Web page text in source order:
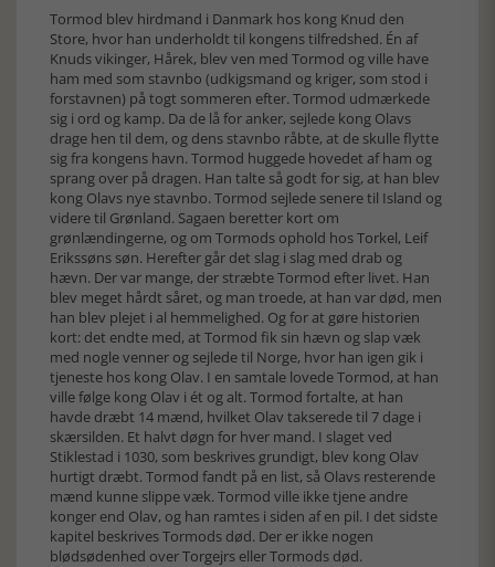
Tormod blev hirdmand i Danmark hos kong Knud den
Store, hvor han underholdt til kongens tilfredshed. Én af
Knuds vikinger, Hårek, blev ven med Tormod og ville have
ham med som stavnbo (udkigsmand og kriger, som stod i
forstavnen) på togt sommeren efter. Tormod udmærkede
sig i ord og kamp. Da de lå for anker, sejlede kong Olavs
drage hen til dem, og dens stavnbo råbte, at de skulle flytte
sig fra kongens havn. Tormod huggede hovedet af ham og
sprang over på dragen. Han talte så godt for sig, at han blev
kong Olavs nye stavnbo. Tormod sejlede senere til Island og
videre til Grønland. Sagaen beretter kort om
grønlændingerne, og om Tormods ophold hos Torkel, Leif
Erikssøns søn. Herefter går det slag i slag med drab og
hævn. Der var mange, der stræbte Tormod efter livet. Han
blev meget hårdt såret, og man troede, at han var død, men
han blev plejet i al hemmelighed. Og for at gøre historien
kort: det endte med, at Tormod fik sin hævn og slap væk
med nogle venner og sejlede til Norge, hvor han igen gik i
tjeneste hos kong Olav. I en samtale lovede Tormod, at han
ville følge kong Olav i ét og alt. Tormod fortalte, at han
havde dræbt 14 mænd, hvilket Olav takserede til 7 dage i
skærsilden. Et halvt døgn for hver mand. I slaget ved
Stiklestad i 1030, som beskrives grundigt, blev kong Olav
hurtigt dræbt. Tormod fandt på en list, så Olavs resterende
mænd kunne slippe væk. Tormod ville ikke tjene andre
konger end Olav, og han ramtes i siden af en pil. I det sidste
kapitel beskrives Tormods død. Der er ikke nogen
blødsødenhed over Torgejrs eller Tormods død.